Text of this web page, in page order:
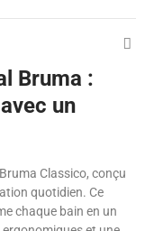
Bruma :
un
Classico, conçu
quotidien. Ce
chaque bain en un